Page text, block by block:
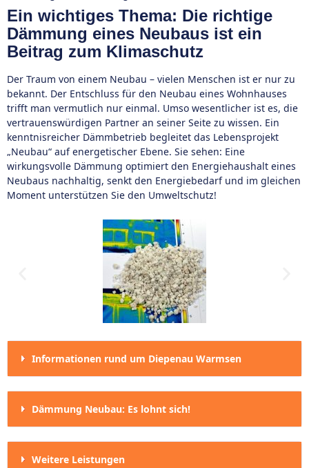
Ein wichtiges Thema: Die richtige
Dämmung eines Neubaus ist ein
Beitrag zum Klimaschutz
Der Traum von einem Neubau – vielen Menschen ist er nur zu
bekannt. Der Entschluss für den Neubau eines Wohnhauses
trifft man vermutlich nur einmal. Umso wesentlicher ist es, die
vertrauenswürdigen Partner an seiner Seite zu wissen. Ein
kenntnisreicher Dämmbetrieb begleitet das Lebensprojekt
„Neubau“ auf energetischer Ebene. Sie sehen: Eine
wirkungsvolle Dämmung optimiert den Energiehaushalt eines
Neubaus nachhaltig, senkt den Energiebedarf und im gleichen
Moment unterstützen Sie den Umweltschutz!
Informationen rund um Diepenau Warmsen
Dämmung Neubau: Es lohnt sich!
Weitere Leistungen